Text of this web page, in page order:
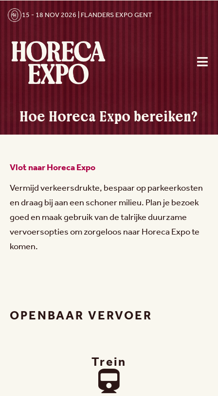
15 - 18 NOV 2026 | FLANDERS EXPO GENT
Hoe Horeca Expo bereiken?
Vlot naar Horeca Expo
Vermijd verkeersdrukte, bespaar op parkeerkosten
en draag bij aan een schoner milieu. Plan je bezoek
goed en maak gebruik van de talrijke duurzame
vervoersopties om zorgeloos naar Horeca Expo te
komen.
OPENBAAR VERVOER
Trein